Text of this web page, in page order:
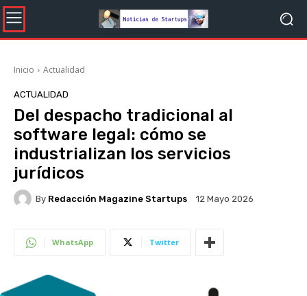
Inicio Actualidad
ACTUALIDAD
Del despacho tradicional al
software legal: cómo se
industrializan los servicios
jurídicos
By Redacción Magazine Startups 12 Mayo 2026
WhatsApp Twitter